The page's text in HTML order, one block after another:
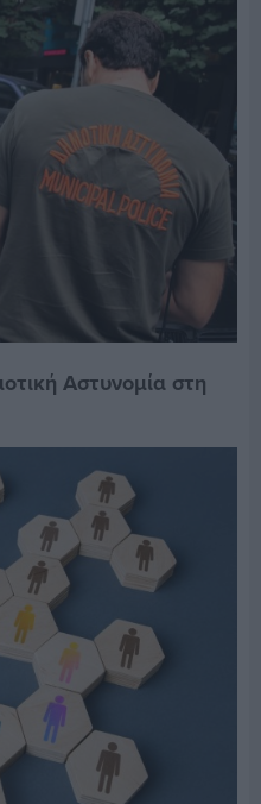
Αστυνομία στη